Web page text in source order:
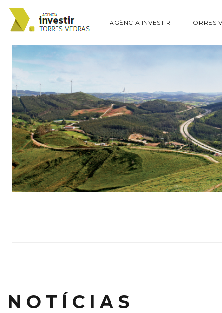
AGÊNCIA INVESTIR TORRES
NOTÍCIAS